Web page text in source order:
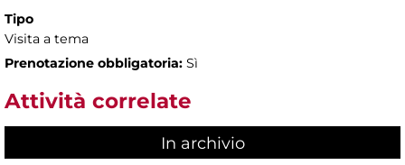
Tipo
Visita a tema
Prenotazione obbligatoria: Sì
Attività correlate
In archivio